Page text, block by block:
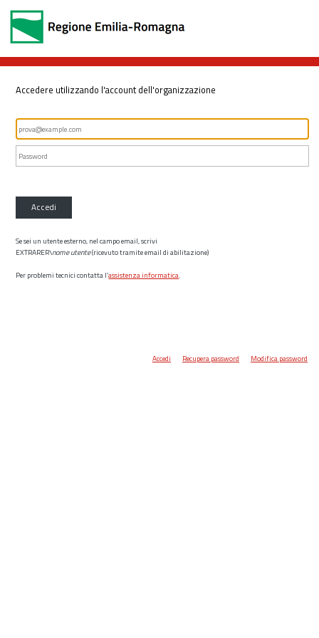
Accedere utilizzando l'account dell'organizzazione
Accedi
Se sei un utente esterno, nel campo email, scrivi
EXTRARER\nome utente(ricevuto tramite email di abilitazione)
Per problemi tecnici contatta l’assistenza informatica.
Accedi Recupera password Modifica password